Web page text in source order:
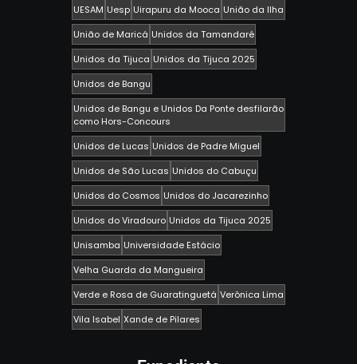
UESAM Uesp Uirapuru da Mooca União da Ilha
União de Maricá Unidos da Tamandaré
Unidos da Tijuca Unidos da Tijuca 2025
Unidos de Bangu
Unidos de Bangu e Unidos Da Ponte desfilarão
como Hors-Concours
Unidos de Lucas Unidos de Padre Miguel
Unidos de São Lucas Unidos do Cabuçu
Unidos do Cosmos Unidos do Jacarezinho
Unidos do Viradouro Unidos da Tijuca 2025
Unisamba Universidade Estácio
Velha Guarda da Mangueira
Verde e Rosa de Guaratinguetá Verônica Lima
Vila Isabel Xande de Pilares